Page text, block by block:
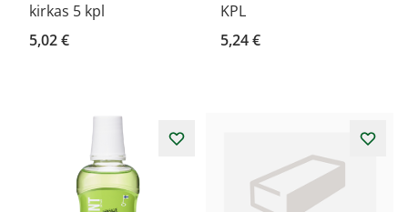
kirkas 5 kpl
5,02 €
KPL
5,24 €